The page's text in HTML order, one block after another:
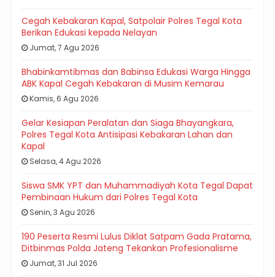
Cegah Kebakaran Kapal, Satpolair Polres Tegal Kota
Berikan Edukasi kepada Nelayan
Jumat, 7 Agu 2026
Bhabinkamtibmas dan Babinsa Edukasi Warga Hingga
ABK Kapal Cegah Kebakaran di Musim Kemarau
Kamis, 6 Agu 2026
Gelar Kesiapan Peralatan dan Siaga Bhayangkara,
Polres Tegal Kota Antisipasi Kebakaran Lahan dan
Kapal
Selasa, 4 Agu 2026
Siswa SMK YPT dan Muhammadiyah Kota Tegal Dapat
Pembinaan Hukum dari Polres Tegal Kota
Senin, 3 Agu 2026
190 Peserta Resmi Lulus Diklat Satpam Gada Pratama,
Ditbinmas Polda Jateng Tekankan Profesionalisme
Jumat, 31 Jul 2026